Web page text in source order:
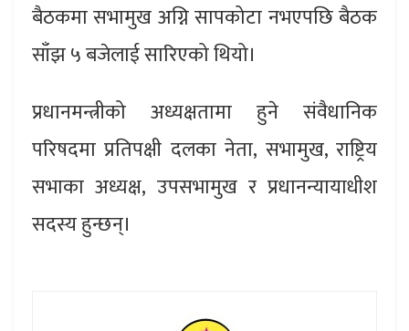
बैठकमा सभामुख अग्नि सापकोटा नभएपछि बैठक
साँझ ५ बजेलाई सारिएको थियो।
प्रधानमन्त्रीको अध्यक्षतामा हुने संवैधानिक
परिषदमा प्रतिपक्षी दलका नेता, सभामुख, राष्ट्रिय
सभाका अध्यक्ष, उपसभामुख र प्रधानन्यायाधीश
सदस्य हुन्छन्।